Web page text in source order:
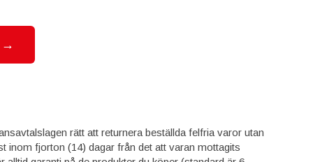
→
rätt att returnera beställda felfria varor utan
inom fjorton (14) dagar från det att varan mottagits